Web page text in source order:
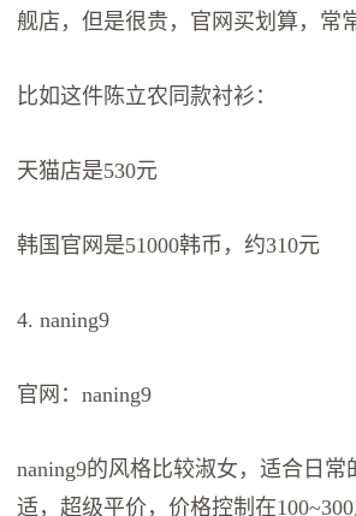
舰店，但是很贵，官网买划算，常
比如这件陈立农同款衬衫：
天猫店是530元
韩国官网是51000韩币，约310元
4. naning9
官网：naning9
naning9的风格比较淑女，适合日常
适，超级平价，价格控制在